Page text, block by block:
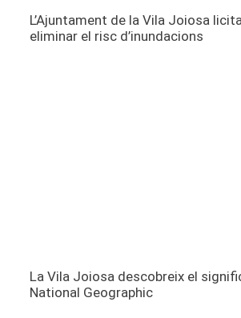
L’Ajuntament de la Vila Joiosa
eliminar el risc d’inundacions
La Vila Joiosa descobreix el
National Geographic